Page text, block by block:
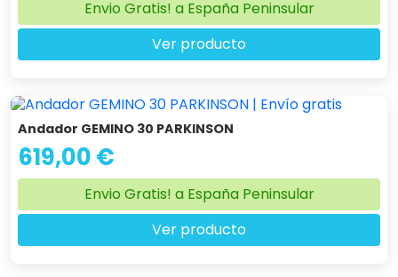
Envio Gratis! a España Peninsular
Ver producto
Andador GEMINO 30 PARKINSON
619,00 €
Envio Gratis! a España Peninsular
Ver producto